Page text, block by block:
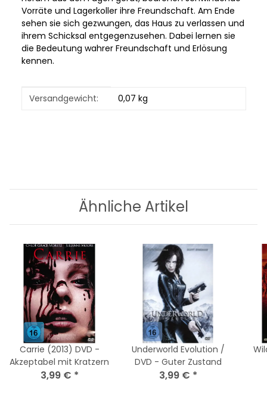
Vorräte und Lagerkoller ihre Freundschaft. Am Ende
sehen sie sich gezwungen, das Haus zu verlassen und
ihrem Schicksal entgegenzusehen. Dabei lernen sie
die Bedeutung wahrer Freundschaft und Erlösung
kennen.
Produkteigenschaft
Wert
Versandgewicht: 0,07 kg
Ähnliche Artikel
Carrie (2013) DVD -
Akzeptabel mit Kratzern
3,99 € *
Underworld Evolution /
DVD - Guter Zustand
3,99 € *